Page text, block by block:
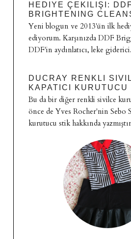
HEDIYE ÇEKILIŞI:
BRIGHTENING
Yeni blogun ve 2013'ün ilk
ediyorum. Karşınızda DDF
DDF'in aydınlatıcı, leke
DUCRAY RENKLI
KAPATICI KURUTUCU
Bu da bir diğer renkli sivilce
önce de Yves Rocher'nin Sebo
kurutucu stik hakkında